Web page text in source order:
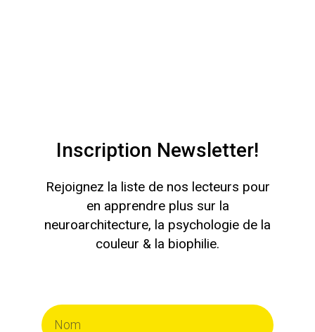
Inscription Newsletter!
Rejoignez la liste de nos lecteurs pour
en apprendre plus sur la
neuroarchitecture, la psychologie de la
couleur & la biophilie.